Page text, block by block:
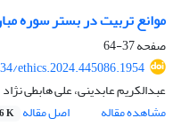
موانع تربیت در بستر سوره
صفحه37-64
ethics.2024.445086.1954
عبدالکریم عابدینی، علی هابطی نژاد
مشاهده مقاله
اصل مقاله K